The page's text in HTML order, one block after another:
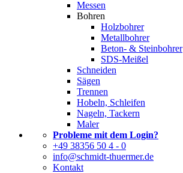
Messen
Bohren
Holzbohrer
Metallbohrer
Beton- & Steinbohrer
SDS-Meißel
Schneiden
Sägen
Trennen
Hobeln, Schleifen
Nageln, Tackern
Maler
Probleme mit dem Login?
+49 38356 50 4 - 0
info@schmidt-thuermer.de
Kontakt